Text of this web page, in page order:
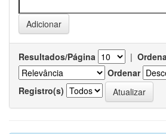
Resultados/Página |
Ordenar
Registro(s)